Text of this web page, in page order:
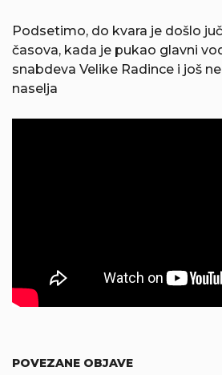
Podsetimo, do kvara je došlo
časova, kada je pukao glavni
snabdeva Velike Radince i još
naselja
POVEZANE OBJAVE